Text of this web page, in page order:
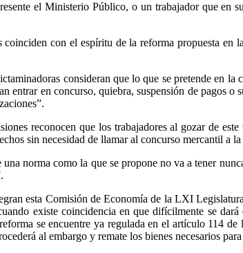
el Ministerio Público, o un trabajador que en
coinciden con el espíritu de la reforma propuesta en
consideran que lo que se pretende en
entrar en concurso, quiebra, suspensión de pagos
reconocen que los trabajadores al gozar de
sin necesidad de llamar al concurso mercantil a la
norma como la que se propone no va a tener
esta Comisión de Economía de la LXI
existe coincidencia en que difícilmente se
se encuentre ya regulada en el artículo 114
al embargo y remate los bienes necesarios